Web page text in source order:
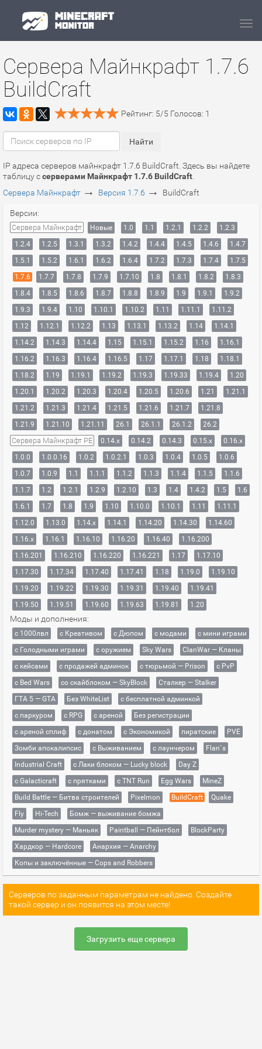
Сервера Майнкрафт 1.7.6
BuildCraft
Рейтинг: 5/5 Голосов: 1
IP адреса серверов майнкрафт 1.7.6 BuildCraft. Здесь вы найдете
таблицу ссерверами Майнкрафт 1.7.6 BuildCraft
Сервера Майнкрафт → Версия 1.7.6 → BuildCraft
Версии:
Сервера Майнкрафт Новые 1.0 1.1 1.2.1 1.2.2
1.2.3
1.2.4
1.2.5 1.3.1 1.3.2 1.4.2 1.4.4 1.4.5 1.4.6
1.4.7
1.5.1
1.5.2 1.6.1 1.6.2 1.6.4 1.7.2 1.7.3 1.7.4
1.7.5
1.7.6
1.7.7 1.7.8 1.7.9 1.7.10 1.8 1.8.1 1.8.2
1.8.3
1.8.4
1.8.5 1.8.6 1.8.7 1.8.8 1.8.9 1.9 1.9.1
1.9.2
1.9.3
1.9.4 1.10 1.10.1 1.10.2 1.11 1.11.1
1.11.2
1.12
1.12.1 1.12.2 1.13 1.13.1 1.13.2 1.14
1.14.1
1.14.2
1.14.3 1.14.4 1.15 1.15.1 1.15.2 1.16
1.16.1
1.16.2
1.16.3 1.16.4 1.16.5 1.17 1.17.1 1.18
1.18.1
1.18.2
1.19 1.19.1 1.19.2 1.19.3 1.19.33 1.19.4
1.20
1.20.1
1.20.2 1.20.3 1.20.4 1.20.5 1.20.6 1.21
1.21.1
1.21.2
1.21.3 1.21.4 1.21.5 1.21.6 1.21.7
1.21.8
1.21.9
1.21.10 1.21.11 26.1 26.1.1 26.1.2 26.2
Сервера Майнкрафт PE 0.14.x 0.14.2 0.14.3 0.15.x
0.16.x
1.0.0
1.0.0.16 1.0.2 1.0.2.1 1.0.3 1.0.4 1.0.5
1.0.6
1.0.7
1.0.9 1.1 1.1.1 1.1.2 1.1.3 1.1.4 1.1.5
1.1.6
1.1.7
1.2 1.2.1 1.2.9 1.2.10 1.3 1.4 1.4.2 1.5
1.6
1.6.1
1.7 1.8 1.9 1.10 1.10.0 1.10.1 1.11
1.11.1
1.12.0
1.13.0 1.14.x 1.14.1 1.14.20 1.14.30
1.14.60
1.16.x
1.16.1 1.16.10 1.16.20 1.16.40
1.16.200
1.16.201
1.16.210 1.16.220 1.16.221 1.17
1.17.10
1.17.30
1.17.34 1.17.40 1.17.41 1.18 1.19.0
1.19.10
1.19.20
1.19.22 1.19.30 1.19.31 1.19.40
1.19.41
1.19.50
1.19.51 1.19.60 1.19.63 1.19.81 1.20
Моды и дополнения:
с 1000лвл c Креативом с Дюпом с модами
с мини играми
с Голодными играми
с оружием Sky Wars
ClanWar — Кланы
с кейсами
с продажей админок с тюрьмой — Prison
с PvP
с Bed Wars
со скайблоком — SkyBlock
Сталкер — Stalker
ГТА 5 — GTA
Без WhiteList
с бесплатной админкой
с паркуром
с RPG с ареной
Без регистрации
с ареной сплиф
с донатом с Экономикой пиратские
PVE
Зомби апокалипсис
с Выживанием с лаунчером
Flan`s
Industrial Craft
с Лаки блоком — Lucky block
Day Z
с Galacticraft
с прятками с TNT Run Egg Wars
MineZ
Build Battle — Битва строителей
Pixelmon BuildCraft
Quake
Fly
Hi-Tech
Бомж — выживание бомжа
Murder mystery — Маньяк
Paintball — Пейнтбол
BlockParty
Хардкор — Hardcore
Анархия — Anarchy
Копы и заключённые — Cops and Robbers
Серверов по заданным параметрам не найдено. Создайте
такой сервер и он появится на этом месте!
Загрузить еще сервера